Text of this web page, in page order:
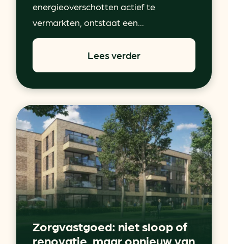
energieoverschotten actief te
vermarkten, ontstaat een...
Lees verder
Zorgvastgoed: niet sloop of
renovatie, maar opnieuw van